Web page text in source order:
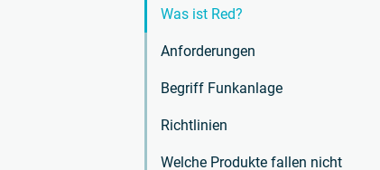
Was ist Red?
Anforderungen
Begriff Funkanlage
Richtlinien
Welche Produkte fallen nicht